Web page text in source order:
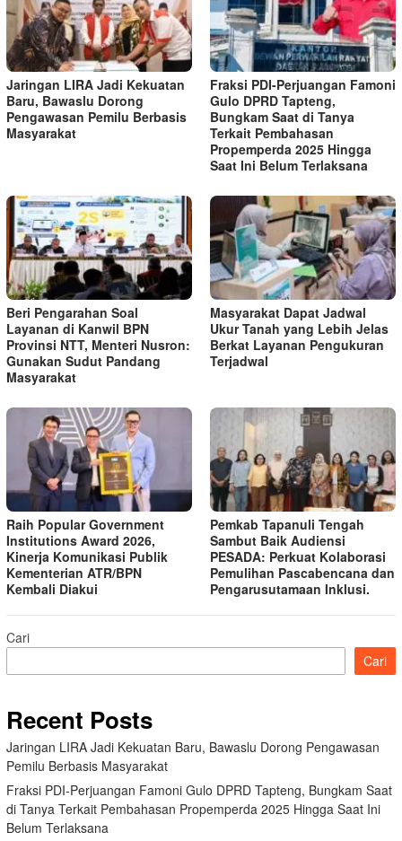
Jaringan LIRA Jadi Kekuatan
Baru, Bawaslu Dorong
Pengawasan Pemilu Berbasis
Masyarakat
Fraksi PDI-Perjuangan Famoni
Gulo DPRD Tapteng,
Bungkam Saat di Tanya
Terkait Pembahasan
Propemperda 2025 Hingga
Saat Ini Belum Terlaksana
Beri Pengarahan Soal
Layanan di Kanwil BPN
Provinsi NTT, Menteri Nusron:
Gunakan Sudut Pandang
Masyarakat
Masyarakat Dapat Jadwal
Ukur Tanah yang Lebih Jelas
Berkat Layanan Pengukuran
Terjadwal
Raih Popular Government
Institutions Award 2026,
Kinerja Komunikasi Publik
Kementerian ATR/BPN
Kembali Diakui
Pemkab Tapanuli Tengah
Sambut Baik Audiensi
PESADA: Perkuat Kolaborasi
Pemulihan Pascabencana dan
Pengarusutamaan Inklusi.
Cari
Cari
Recent Posts
Jaringan LIRA Jadi Kekuatan Baru, Bawaslu Dorong Pengawasan
Pemilu Berbasis Masyarakat
Fraksi PDI-Perjuangan Famoni Gulo DPRD Tapteng, Bungkam Saat
di Tanya Terkait Pembahasan Propemperda 2025 Hingga Saat Ini
Belum Terlaksana